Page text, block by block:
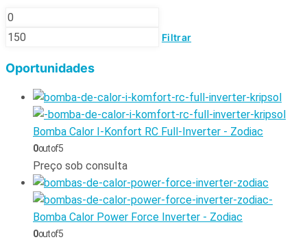
Filtrar
Oportunidades
Bomba Calor I-Konfort RC Full-Inverter - Zodiac
0out of 5
Preço sob consulta
Bomba Calor Power Force Inverter - Zodiac
0out of 5